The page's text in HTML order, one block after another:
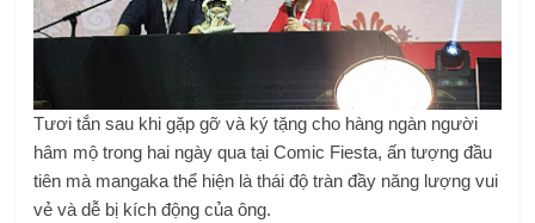
Tươi tắn sau khi gặp gỡ và ký tặng cho hàng ngàn người
hâm mộ trong hai ngày qua tại Comic Fiesta, ấn tượng đầu
tiên mà mangaka thể hiện là thái độ tràn đầy năng lượng vui
vẻ và dễ bị kích động của ông.